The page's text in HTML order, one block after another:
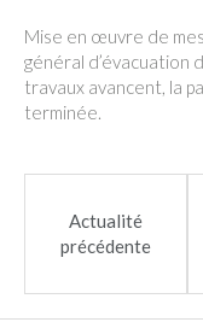
Mise en œuvre de
général d’évacuation
travaux avancent, la
terminée.
Actualité
précédente